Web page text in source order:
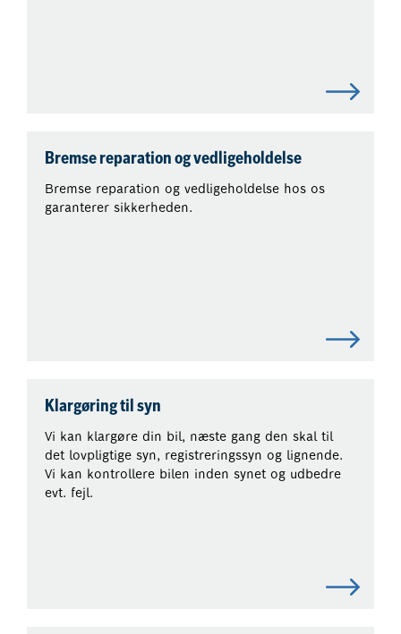
Bremse reparation og vedligeholdelse
Bremse reparation og vedligeholdelse hos os
garanterer sikkerheden.
Klargøring til syn
Vi kan klargøre din bil, næste gang den skal til
det lovpligtige syn, registreringssyn og lignende.
Vi kan kontrollere bilen inden synet og udbedre
evt. fejl.